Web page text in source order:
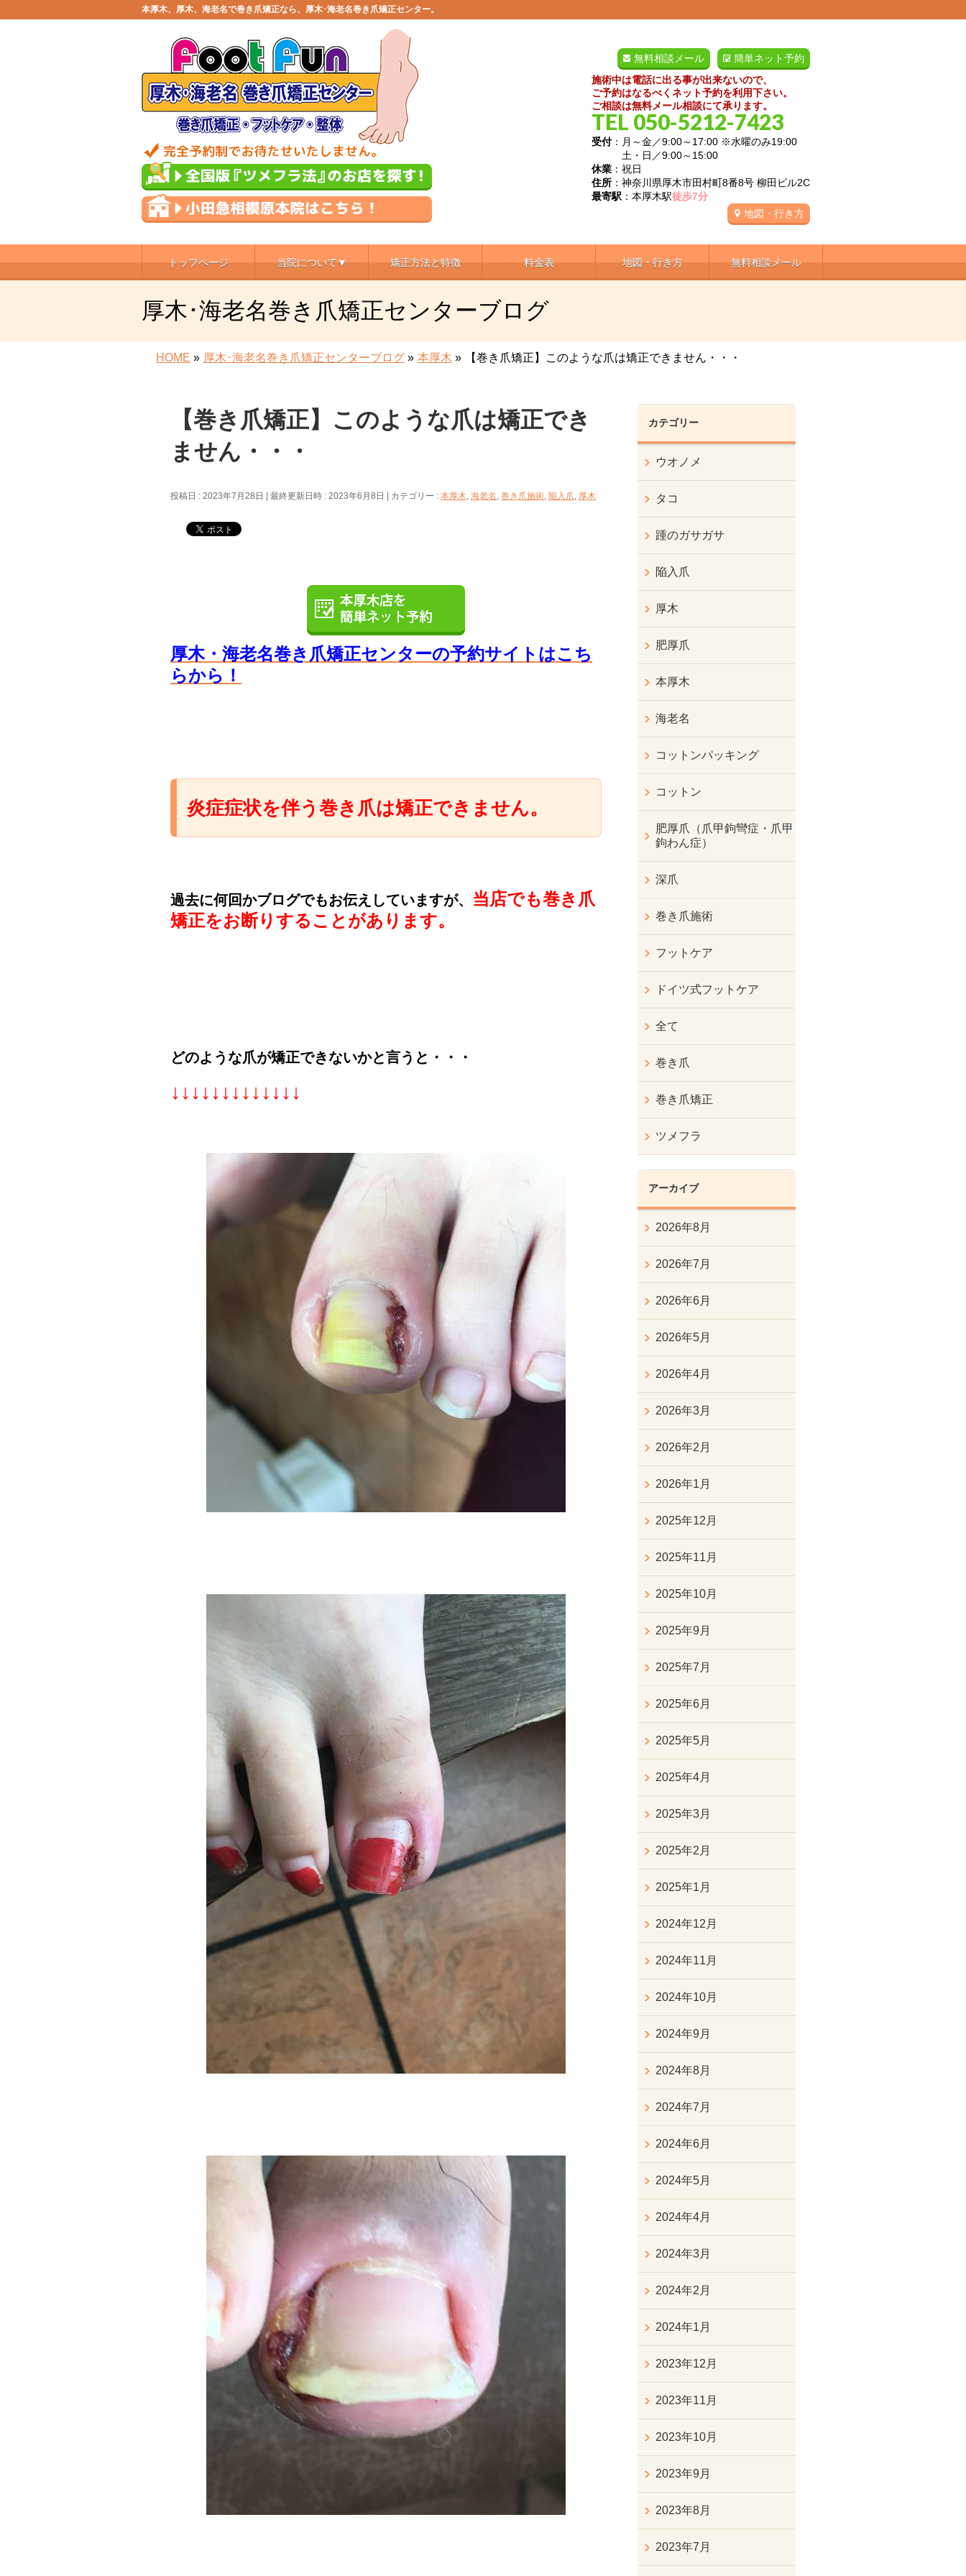
本厚木、厚木、海老名で巻き爪矯正なら、厚木･海老名巻き爪矯正センター。
簡単ネット予約
無料相談メール
施術中は電話に出る事が出来ないので、
ご予約はなるべくネット予約を利用下さい。
ご相談は無料メール相談にて承ります。
TEL 050-5212-7423
受付：月～金／9:00～17:00 ※水曜のみ19:00
土・日／9:00～15:00
休業 ：祝日
住所 ：神奈川県厚木市田村町8番8号 柳田ビル2C
最寄駅 ：本厚木駅徒歩7分
地図・行き方
トップページ 当院について▼ 矯正方法と特徴 料金表 地図・行き方 無料相談メール
厚木･海老名巻き爪矯正センターブログ
HOME » 厚木･海老名巻き爪矯正センターブログ » 本厚木 » 【巻き爪矯正】このような爪は矯正できません・・・
【巻き爪矯正】このような爪は矯正でき
ません・・・
投稿日 : 2023年7月28日 最終更新日時 : 2023年6月8日 カテゴリー : 本厚木, 海老名 , 巻き爪施術, 陥入爪, 厚木
厚木・海老名巻き爪矯正センターの予約サイト はこち
らから！
炎症症状を伴う巻き爪は矯正できません。
過去に何回かブログでもお伝えしていますが、 当店でも巻き爪
矯正をお断りすることがあります。
どのような爪が矯正できないかと言うと・・・
↓↓↓↓↓↓↓↓↓↓↓↓↓
カテゴリー
ウオノメ
タコ
踵のガサガサ
陥入爪
厚木
肥厚爪
本厚木
海老名
コットンパッキング
コットン
肥厚爪（爪甲鉤彎症・爪甲
鉤わん症）
深爪
巻き爪施術
フットケア
ドイツ式フットケア
全て
巻き爪
巻き爪矯正
ツメフラ
アーカイブ
2026年8月
2026年7月
2026年6月
2026年5月
2026年4月
2026年3月
2026年2月
2026年1月
2025年12月
2025年11月
2025年10月
2025年9月
2025年7月
2025年6月
2025年5月
2025年4月
2025年3月
2025年2月
2025年1月
2024年12月
2024年11月
2024年10月
2024年9月
2024年8月
2024年7月
2024年6月
2024年5月
2024年4月
2024年3月
2024年2月
2024年1月
2023年12月
2023年11月
2023年10月
2023年9月
2023年8月
2023年7月